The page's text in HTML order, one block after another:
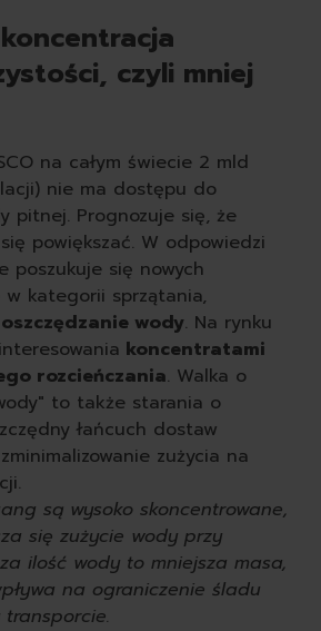
czyli mniej
na całym świecie 2 mld
nie ma dostępu do
pitnej. Prognozuje się, że
powiększać. W odpowiedzi
poszukuje się nowych
w kategorii sprzątania,
oszczędzanie wody. Na rynku
koncentratami
rozcieńczania. Walka o
to także starania o
łańcuch dostaw
zużycia na
są wysoko skoncentrowane,
się zużycie wody przy
ilość wody to mniejsza masa,
na ograniczenie śladu